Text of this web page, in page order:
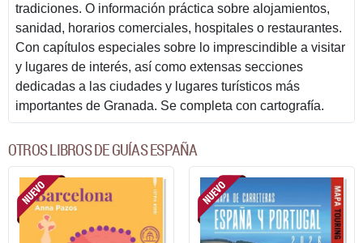
tradiciones. O información práctica sobre alojamientos,
sanidad, horarios comerciales, hospitales o restaurantes.
Con capítulos especiales sobre lo imprescindible a visitar
y lugares de interés, así como extensas secciones
dedicadas a las ciudades y lugares turísticos más
importantes de Granada. Se completa con cartografía.
OTROS LIBROS DE GUÍAS ESPAÑA